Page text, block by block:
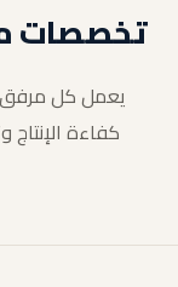
تخصصات
يعمل كل مرفق
كفاءة